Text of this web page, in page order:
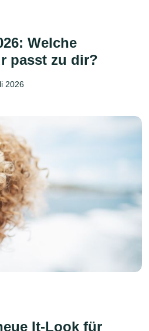
Welche
passt zu dir?
2026
It-Look für